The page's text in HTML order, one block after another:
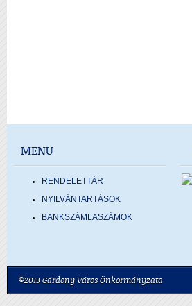
MENÜ
RENDELETTÁR
NYILVÁNTARTÁSOK
BANKSZÁMLASZÁMOK
©2013 Gárdony Város Önkormányzata